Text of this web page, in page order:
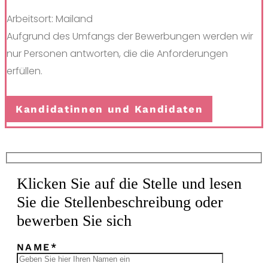
Arbeitsort: Mailand
Aufgrund des Umfangs der Bewerbungen werden wir
nur Personen antworten, die die Anforderungen
erfüllen.
Kandidatinnen und Kandidaten
Klicken Sie auf die Stelle und lesen
Sie die Stellenbeschreibung oder
bewerben Sie sich
NAME*